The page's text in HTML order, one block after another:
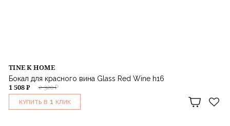
TINE K HOME
Бокал для красного вина Glass Red Wine h16
2 320 ₽
1 508 ₽
КУПИТЬ В 1 КЛИК